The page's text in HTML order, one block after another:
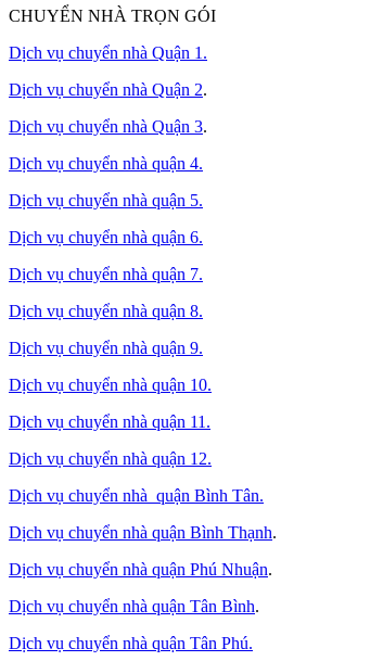
CHUYỂN NHÀ TRỌN GÓI
Dịch vụ chuyển nhà Quận 1.
Dịch vụ chuyển nhà Quận 2.
Dịch vụ chuyển nhà Quận 3.
Dịch vụ chuyển nhà quận 4.
Dịch vụ chuyển nhà quận 5.
Dịch vụ chuyển nhà quận 6.
Dịch vụ chuyển nhà quận 7.
Dịch vụ chuyển nhà quận 8.
Dịch vụ chuyển nhà quận 9.
Dịch vụ chuyển nhà quận 10.
Dịch vụ chuyển nhà quận 11.
Dịch vụ chuyển nhà quận 12.
Dịch vụ chuyển nhà quận Bình Tân.
Dịch vụ chuyển nhà quận Bình Thạnh.
Dịch vụ chuyển nhà quận Phú Nhuận.
Dịch vụ chuyển nhà quận Tân Bình.
Dịch vụ chuyển nhà quận Tân Phú.